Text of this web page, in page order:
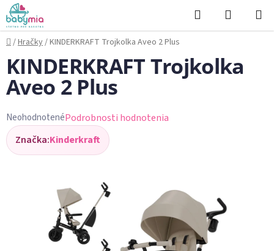
Prejsť
na
obsah
Hľadať
KOŠÍK
Domov
/Hračky/KINDERKRAFT Trojkolka Aveo 2 Plus
KINDERKRAFT Trojkolka
Aveo 2 Plus
Priemerné
hodnotenie
produktu
hviezdičiek.
NeohodnotenéPodrobnosti hodnotenia
Značka:Kinderkraft